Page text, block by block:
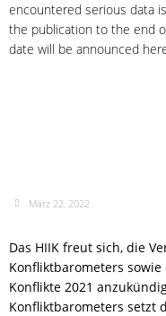
encountered serious data
the publication to the end
date will be announced
März 22, 2022
Das HIIK freut sich, die
Konfliktbarometers
Konflikte 2021
Konfliktbarometers setzt